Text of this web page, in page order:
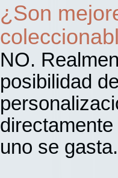
¿Son
NO.
posibilidad
uno se gasta.